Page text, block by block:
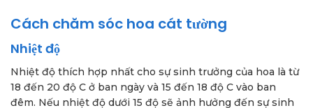
Cách chăm sóc hoa cát tường
Nhiệt độ
Nhiệt độ thích hợp nhất cho sự sinh trưởng của hoa là từ
18 đến 20 độ C ở ban ngày và 15 đến 18 độ C vào ban
đêm. Nếu nhiệt độ dưới 15 độ sẽ ảnh hưởng đến sự sinh